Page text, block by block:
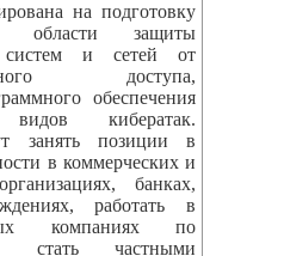
на подготовку
области защиты
систем и сетей от
доступа,
обеспечения
кибератак.
занять позиции в
в коммерческих и
банках,
работать в
компаниях по
стать частными